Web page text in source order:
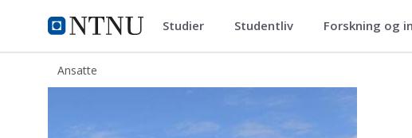
NTNU Hjemmeside
ntnu.no Studier Studentliv Forskning og
Ansatte